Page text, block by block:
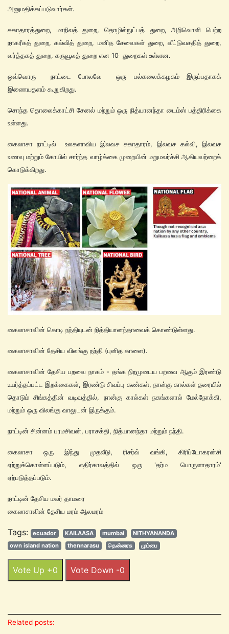
அனுமதிக்கப்படுவார்கள்.
சுகாதாரத்துறை, மாநிலத் துறை, தொழில்நுட்பத் துறை, அறிவொளி பெற்ற
நாகரீகத் துறை, கல்வித் துறை, மனித சேவைகள் துறை, வீட்டுவசதித் துறை,
வர்த்தகத் துறை, கருவூலத் துறை என 10 துறைகள் உள்ளன.
ஒவ்வொரு நாட்டை போலவே ஒரு பல்கலைக்கழகம் இருப்பதாகக்
இணையதளம் கூறுகிறது.
சொந்த தொலைக்காட்சி சேனல் மற்றும் ஒரு நித்யானந்தா டைம்ஸ் பத்திரிக்கை
உள்ளது.
கைலாசா நாட்டில் உலகளாவிய இலவச சுகாதாரம், இலவச கல்வி, இலவச
உணவு மற்றும் கோயில் சார்ந்த வாழ்க்கை முறையின் மறுமலர்ச்சி ஆகியவற்றைக்
கொடுக்கிறது.
கைலாசாவின் கொடி நந்தியுடன் நித்தியானந்தாவைக் கொண்டுள்ளது.
கைலாசாவின் தேசிய விலங்கு நந்தி (புனித காளை).
கைலாசாவின் தேசிய பறவை நாகம் - தங்க நிறமுடைய பறவை ஆகும் இரண்டு
உயர்த்தப்பட்ட இறக்கைகள், இரண்டு சிவப்பு கண்கள், நான்கு கால்கள் தரையில்
தொடும் சிங்கத்தின் வடிவத்தில், நான்கு கால்கள் நகங்களால் மேல்நோக்கி,
மற்றும் ஒரு விலங்கு வாலுடன் இருக்கும்.
நாட்டின் சின்னம் பரமசிவன், பராசக்தி, நித்யானந்தா மற்றும் நந்தி.
கைலாசா ஒரு இந்து முதலீடு, ரிசர்வ் வங்கி, கிரிப்டோகரன்சி
ஏற்றுக்கொள்ளப்படும், எதிர்காலத்தில் ஒரு 'தர்ம பொருளாதாரம்'
ஏற்படுத்தப்படும்.
நாட்டின் தேசிய மலர் தாமரை
கைலாசாவின் தேசிய மரம் ஆலமரம்
Tags: ecuador KAILAASA mumbai
NITHYANANDA
own island nation
thennarasu தென்னரசு மும்பை
Vote Up +0 Vote Down -0
Related posts: